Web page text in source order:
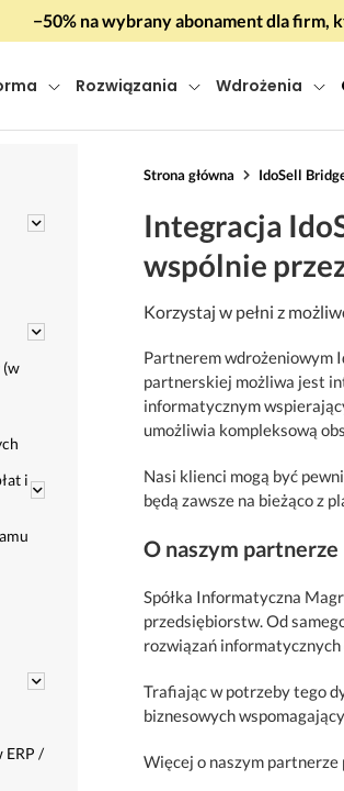
−50% na wybrany abonament dla firm,
Rozwiązania Wdrożenia
(w
i
ERP /
Strona główna IdoSell
Integracja
wspólnie
Korzystaj w pełni z
Partnerem wdrożeniowym
partnerskiej możliwa jest
informatycznym
umożliwia kompleksową
Nasi klienci mogą być
będą zawsze na bieżąco z
O naszym partnerze
Spółka Informatyczna
przedsiębiorstw. Od
rozwiązań informatycznych
Trafiając w potrzeby tego
biznesowych
Więcej o naszym